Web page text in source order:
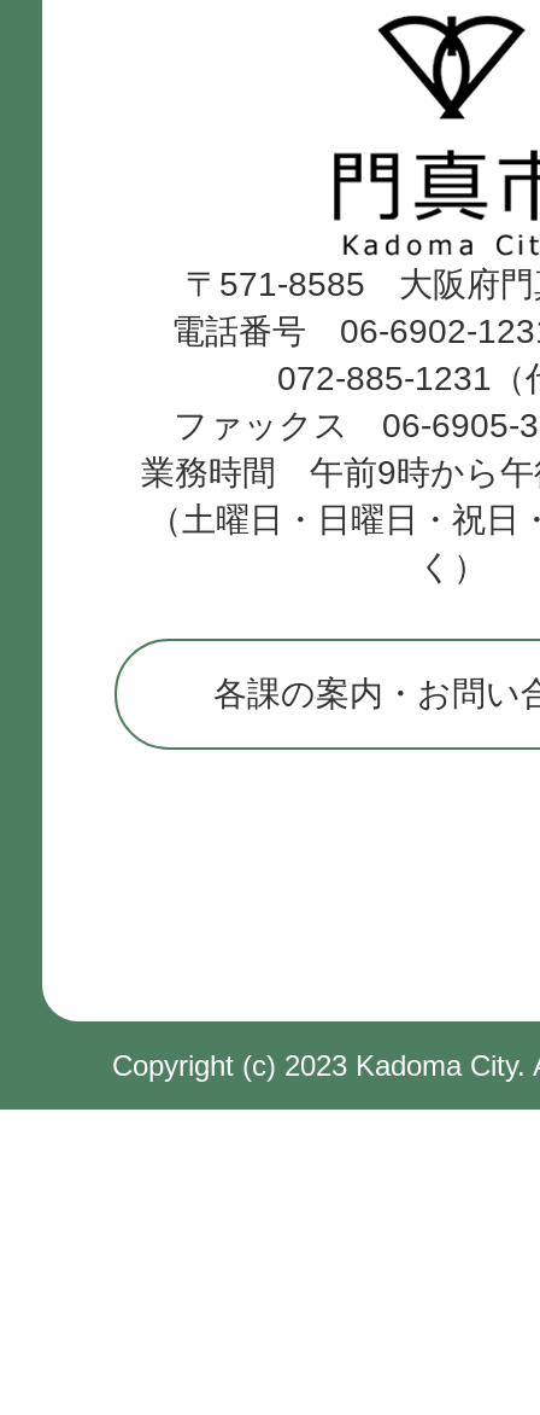
市
Kadoma
City
〒571-8585 大阪府門
電話番号 06-6902-
072-885-1231（
ファックス 06-6905-
業務時間 午前9時から午
（土曜日・日曜日・祝日
く）
各課の案内・お問い
Copyright (c) 2023 Kadoma City.